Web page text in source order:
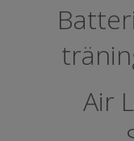
Air